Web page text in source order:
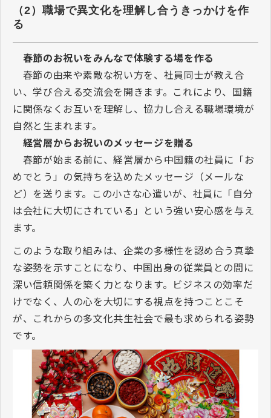
（2）職場で異文化を理解し合うきっかけを作
る
春節のお祝いをみんなで体験する場を作る
春節の由来や素敵な祝い方を、社員同士が教え合
い、学び合える交流会を開きます。これにより、国籍
に関係なくお互いを理解し、協力し合える職場環境が
自然と生まれます。
経営層からお祝いのメッセージを贈る
春節が始まる前に、経営層から中国籍の社員に「お
めでとう」の気持ちを込めたメッセージ（メールな
ど）を送ります。この小さな心遣いが、社員に「自分
は会社に大切にされている」という強い安心感を与え
ます。
このような取り組みは、企業の多様性を認め合う真摯
な姿勢を示すことになり、中国出身の従業員との間に
深い信頼関係を築く力となります。ビジネスの効率だ
けでなく、人の心を大切にする視点を持つことこそ
が、これからの多文化共生社会で最も求められる姿勢
です。